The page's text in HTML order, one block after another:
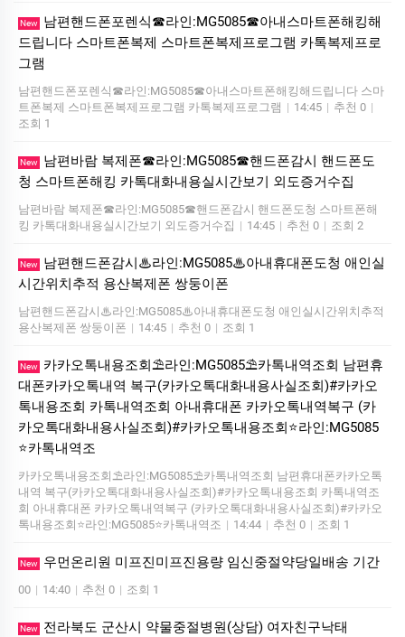
New
남편핸드폰포렌식☎라인:MG5085☎아내스마트폰해킹해
드립니다 스마트폰복제 스마트폰복제프로그램 카톡복제프로
그램
남편핸드폰포렌식☎라인:MG5085☎아내스마트폰해킹해드립니다 스마
트폰복제 스마트폰복제프로그램 카톡복제프로그램 | 14:45 | 추천 0 |
조회 1
New
남편바람 복제폰☎라인:MG5085☎핸드폰감시 핸드폰도
청 스마트폰해킹 카톡대화내용실시간보기 외도증거수집
남편바람 복제폰☎라인:MG5085☎핸드폰감시 핸드폰도청 스마트폰해
킹 카톡대화내용실시간보기 외도증거수집 | 14:45 | 추천 0 | 조회 2
New
남편핸드폰감시♨라인:MG5085♨아내휴대폰도청 애인실
시간위치추적 용산복제폰 쌍둥이폰
남편핸드폰감시♨라인:MG5085♨아내휴대폰도청 애인실시간위치추적
용산복제폰 쌍둥이폰 | 14:45 | 추천 0 | 조회 1
New
카카오톡내용조회⛱️라인:MG5085⛱️카톡내역조회 남편휴
대폰카카오톡내역 복구(카카오톡대화내용사실조회)#카카오
톡내용조회 카톡내역조회 아내휴대폰 카카오톡내역복구 (카
카오톡대화내용사실조회)#카카오톡내용조회⭐라인:MG5085
⭐카톡내역조
카카오톡내용조회⛱️라인:MG5085⛱️카톡내역조회 남편휴대폰카카오톡
내역 복구(카카오톡대화내용사실조회)#카카오톡내용조회 카톡내역조
회 아내휴대폰 카카오톡내역복구 (카카오톡대화내용사실조회)#카카오
톡내용조회⭐라인:MG5085⭐카톡내역조 | 14:44 | 추천 0 | 조회 1
New 우먼온리원 미프진미프진용량 임신중절약당일배송 기간
00 | 14:40 | 추천 0 | 조회 1
New 전라북도 군산시 약물중절병원(상담) 여자친구낙­태